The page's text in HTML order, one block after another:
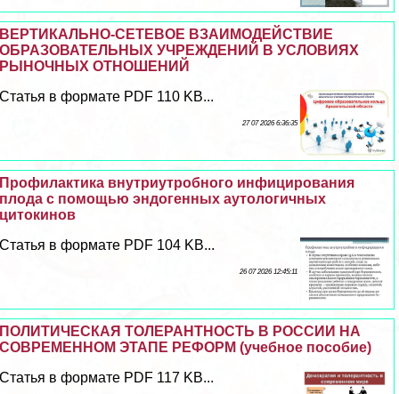
ВЕРТИКАЛЬНО-СЕТЕВОЕ ВЗАИМОДЕЙСТВИЕ
ОБРАЗОВАТЕЛЬНЫХ УЧРЕЖДЕНИЙ В УСЛОВИЯХ
РЫНОЧНЫХ ОТНОШЕНИЙ
Статья в формате PDF 110 KB...
27 07 2026 6:36:35
Профилактика внутриутробного инфицирования
плода с помощью эндогенных аутологичных
цитокинов
Статья в формате PDF 104 KB...
26 07 2026 12:45:11
ПОЛИТИЧЕСКАЯ ТОЛЕРАНТНОСТЬ В РОССИИ НА
СОВРЕМЕННОМ ЭТАПЕ РЕФОРМ (учебное пособие)
Статья в формате PDF 117 KB...